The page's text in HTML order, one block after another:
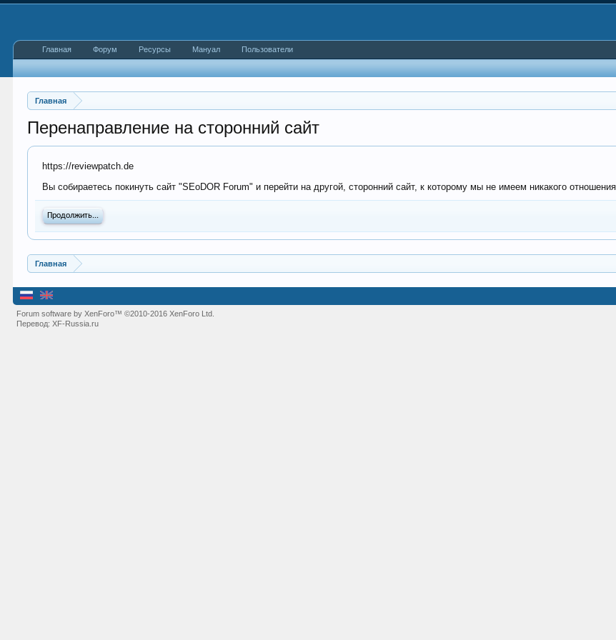
Главная
Перенаправление на сторонний сайт
https://reviewpatch.de
Вы собираетесь покинуть сайт "SEoDOR Forum" и перейти на другой, сторонний сайт, к которому мы не имеем никакого
Продолжить...
Главная
Главная Форум Ресурсы Мануал Пользователи
Forum software by XenForo™©2010-2016 XenForo Ltd.
Перевод:XF-Russia.ru